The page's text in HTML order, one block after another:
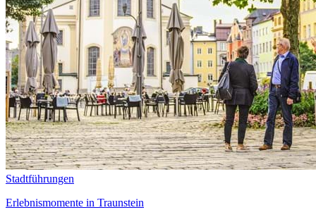
Stadtführungen
Erlebnismomente in Traunstein